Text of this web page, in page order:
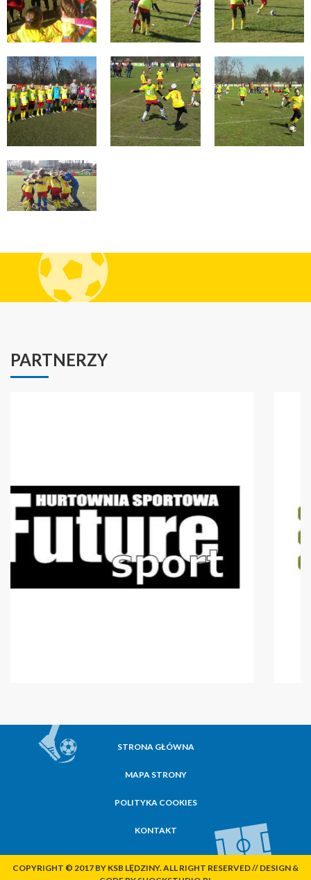
PARTNERZY
STRONA GŁÓWNA
MAPA STRONY
POLITYKA COOKIES
KONTAKT
COPYRIGHT © 2017 BY KSB LĘDZINY. ALL RIGHT RESERVED // DESIGN &